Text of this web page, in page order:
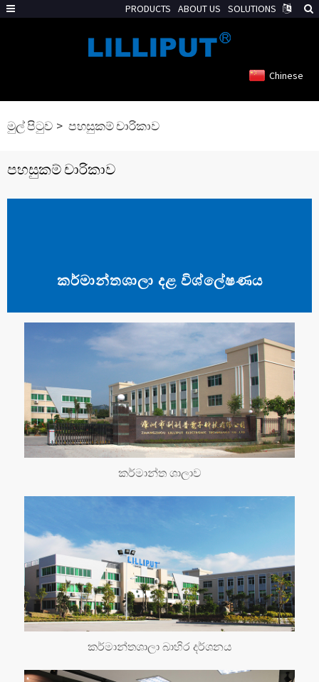
Chinese
මුල් පිටුව පහසුකම් චාරිකාව
පහසුකම් චාරිකාව
කර්මාන්තශාලා දළ විශ්ලේෂණය
කර්මාන්ත ශාලාව
කර්මාන්තශාලා බාහිර දර්ශනය
PRODUCTS ABOUT US SOLUTIONS